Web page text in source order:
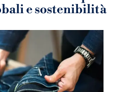
e sostenibilità